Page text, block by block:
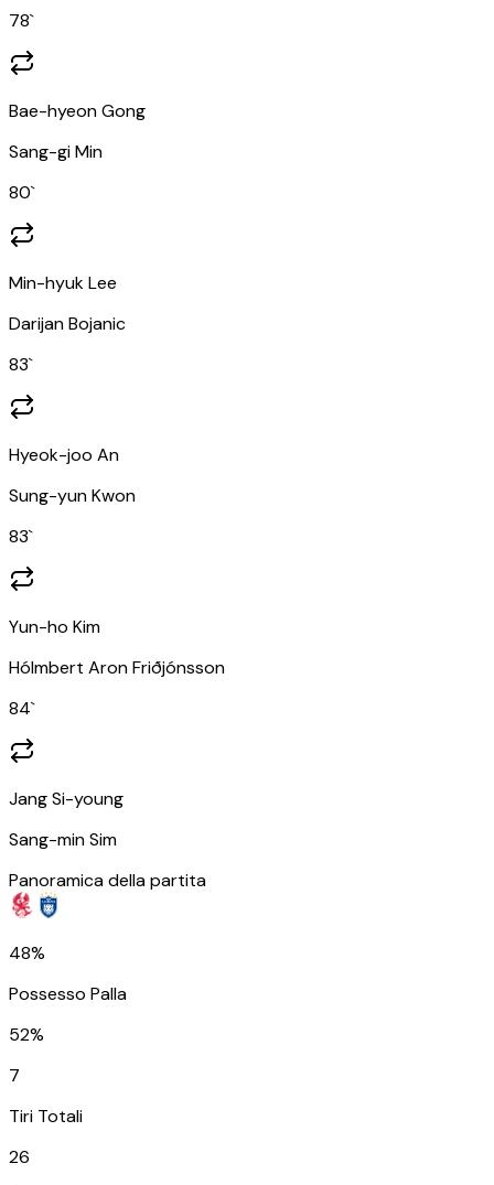
78`
Bae-hyeon Gong
Sang-gi Min
80`
Min-hyuk Lee
Darijan Bojanic
83`
Hyeok-joo An
Sung-yun Kwon
83`
Yun-ho Kim
Hólmbert Aron Friðjónsson
84`
Jang Si-young
Sang-min Sim
Panoramica della partita
48%
Possesso Palla
52%
7
Tiri Totali
26